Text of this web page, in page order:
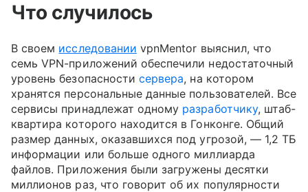
Что случилось
В своем исследовании vpnMentor выяснил, что
семь VPN-приложений обеспечили недостаточный
уровень безопасностисервера, на котором
хранятся персональные данные пользователей. Все
сервисы принадлежат одному разработчику, штаб-
квартира которого находится в Гонконге. Общий
размер данных, оказавшихся под угрозой, — 1,2 ТБ
информации или больше одного миллиарда
файлов. Приложения были загружены десятки
миллионов раз, что говорит об их популярности